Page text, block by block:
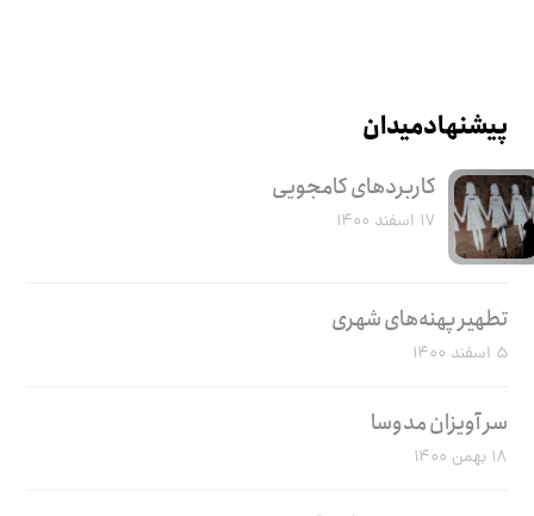
پیشنهاد میدان
کاربرد‌های کامجویی
۱۷ اسفند ۱۴۰۰
تطهیر پهنه‌های شهری
۵ اسفند ۱۴۰۰
سر آویزان مدوسا
۱۸ بهمن ۱۴۰۰